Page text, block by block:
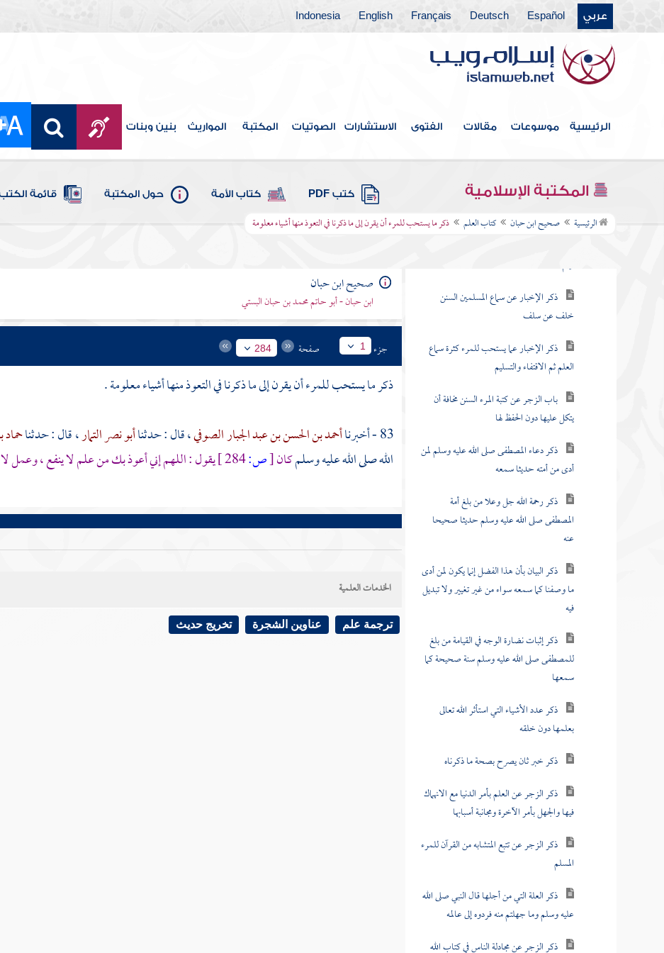
عربي Español
Deutsch
Français
English
Indonesia
الرئيسية موسوعات مقالات الفتوى الاستشارات الصوتيات المكتبة المواريث بنين وبنات
المكتبة الإسلامية كتب PDF كتاب الأمة حول المكتبة قائمة
الرئيسية صحيح ابن حبان كتاب العلم ذكر ما يستحب للمرء أن يقرن إلى ما ذكرنا في التعوذ منها أشياء معلومة
فهرس الكتاب
المقدمة
كتاب الوحي
كتاب الإسراء
كتاب العلم
قيام الساعة
ذكر الإخبار عن سماع المسلمين السنن
خلف عن سلف
ذكر الإخبار عما يستحب للمرء كثرة سماع
العلم ثم الاقتفاء والتسليم
باب الزجر عن كتبة المرء السنن مخافة أن
يتكل عليها دون الحفظ لها
ذكر دعاء المصطفى صلى الله عليه وسلم لمن
أدى من أمته حديثا سمعه
ذكر رحمة الله جل وعلا من بلغ أمة
المصطفى صلى الله عليه وسلم حديثا صحيحا
عنه
ذكر البيان بأن هذا الفضل إنما يكون لمن أدى
ما وصفنا كما سمعه سواء من غير تغيير ولا تبديل
فيه
ذكر إثبات نضارة الوجه في القيامة من بلغ
للمصطفى صلى الله عليه وسلم سنة صحيحة كما
سمعها
ذكر عدد الأشياء التي استأثر الله تعالى
بعلمها دون خلقه
ذكر خبر ثان يصرح بصحة ما ذكرناه
ذكر الزجر عن العلم بأمر الدنيا مع الانهماك
فيها والجهل بأمر الآخرة ومجانبة أسبابها
ذكر الزجر عن تتبع المتشابه من القرآن للمرء
المسلم
ذكر العلة التي من أجلها قال النبي صلى الله
عليه وسلم وما جهلتم منه فردوه إلى عالمه
ذكر الزجر عن مجادلة الناس في كتاب الله
صحيح ابن حبان
ابن حبان - أبو حاتم محمد بن حبان البستي
جزء 1 صفحة 284
ذكر ما يستحب للمرء أن يقرن إلى ما ذكرنا في التعوذ منها أشياء معلومة .
83 - أخبرنا
أحمد بن الحسن بن عبد الجبار الصوفي، قال : حدثناأبو نصر التمار، قال : حدثنا
الله صلى الله عليه وسلمكان[ص: يقول : اللهم إني أعوذ بك من علم لا ينفع ، وعمل
الخدمات العلمية
ترجمة علم عناوين الشجرة تخريج حديث